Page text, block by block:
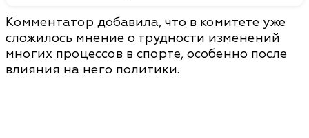
Комментатор добавила, что в комитете уже
сложилось мнение о трудности изменений
многих процессов в спорте, особенно после
влияния на него политики.